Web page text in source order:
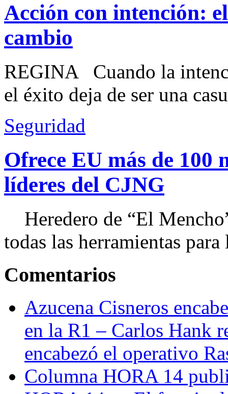
Acción con intención:
cambio
REGINA Cuando la
el éxito deja de ser una
Seguridad
Ofrece EU más de 100
líderes del CJNG
Heredero de “El
todas las herramientas
Comentarios
Azucena Cisneros
en la R1 – Carlos Hank
encabezó el operativo
Columna HORA 14